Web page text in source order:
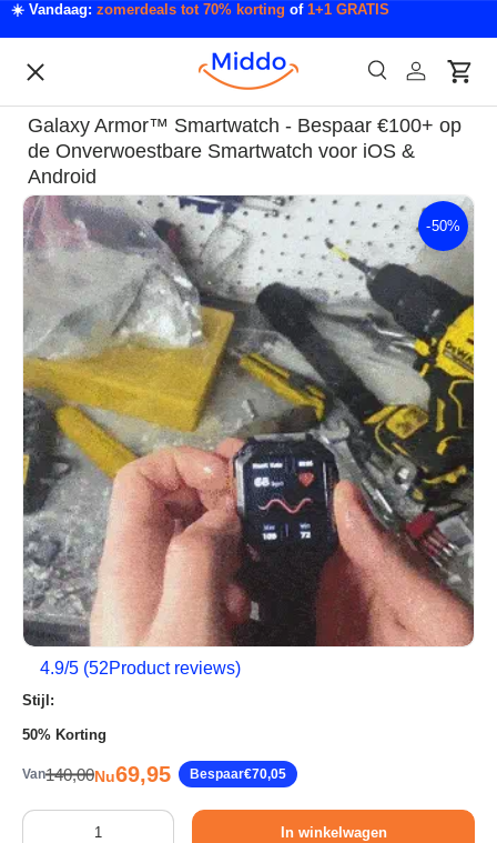
Ga naar inhoud
☀️ Vandaag: zomerdeals tot 70% korting of 1+1 GRATIS
Zoeken
Acties
ZoekenInloggen
Acties & Deals
Slaapkamer & Badkamer
Mode & Accessoires
Tech & Gadgets
Auto & Klussen
Tuin & Outdoor
Sport & Herstel
Wonen & Interieur
Huishouden & Schoonmaak
Galaxy Armor™ Smartwatch - Bespaar €100+ op
de Onverwoestbare Smartwatch voor iOS &
Android
Ga direct naar productinformatie -50%
4.9/5 (52Product reviews)
Stijl:
50% Korting
VanReguliere prijs
140,00Verkoopprijs
Nu69,95 Bespaar€70,05
Aantal
In winkelwagen